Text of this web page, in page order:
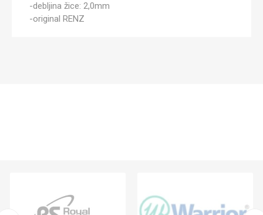
-debljina žice: 2,0mm
-original RENZ